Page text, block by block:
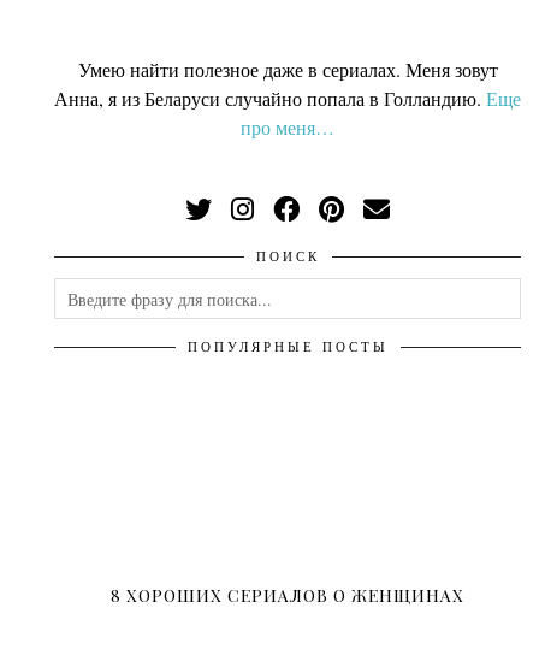
Умею найти полезное даже в сериалах. Меня зовут
Анна, я из Беларуси случайно попала в Голландию. Еще
про меня…
ПОИСК
ПОПУЛЯРНЫЕ ПОСТЫ
8 ХОРОШИХ СЕРИАЛОВ О ЖЕНЩИНАХ